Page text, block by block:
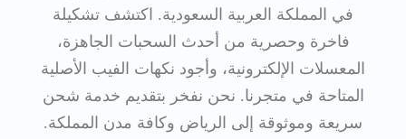
في المملكة العربية السعودية. اكتشف تشكيلة
فاخرة وحصرية من أحدث السحبات الجاهزة،
المعسلات الإلكترونية، وأجود نكهات الفيب الأصلية
المتاحة في متجرنا. نحن نفخر بتقديم خدمة شحن
سريعة وموثوقة إلى الرياض وكافة مدن المملكة.